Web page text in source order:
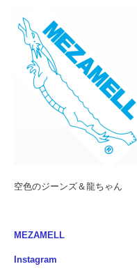
空色のジーンズ＆龍ちゃん
MEZAMELL
Instagram